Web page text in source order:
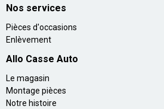
Nos services
Pièces d'occasions
Enlèvement
Allo Casse Auto
Le magasin
Montage pièces
Notre histoire